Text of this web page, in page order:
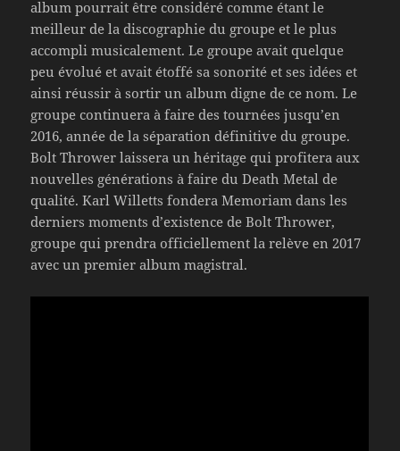
album pourrait être considéré comme étant le
meilleur de la discographie du groupe et le plus
accompli musicalement. Le groupe avait quelque
peu évolué et avait étoffé sa sonorité et ses idées et
ainsi réussir à sortir un album digne de ce nom. Le
groupe continuera à faire des tournées jusqu’en
2016, année de la séparation définitive du groupe.
Bolt Thrower laissera un héritage qui profitera aux
nouvelles générations à faire du Death Metal de
qualité. Karl Willetts fondera Memoriam dans les
derniers moments d’existence de Bolt Thrower,
groupe qui prendra officiellement la relève en 2017
avec un premier album magistral.